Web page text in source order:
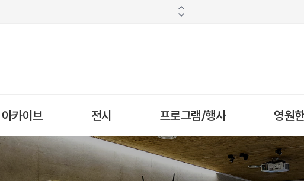
아카이브 전시 프로그램/행사 영원